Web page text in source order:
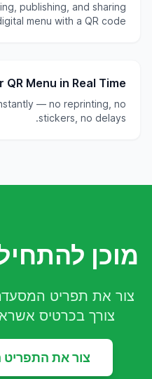
publishing, and sharing
menu with a QR code.
QR Menu in Real Time
— no reprinting, no
stickers, no delays.
מוכן
צור את תפריט
צורך בכרטיס אשראי,
צור את התפריט